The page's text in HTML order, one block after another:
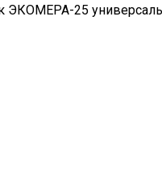
ЭКОМЕРА-25